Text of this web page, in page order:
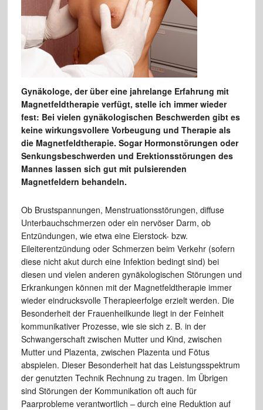
Gynäkologe, der über eine jahrelange Erfahrung mit
Magnetfeldtherapie verfügt, stelle ich immer wieder
fest: Bei vielen gynäkologischen Beschwerden gibt es
keine wirkungsvollere Vorbeugung und Therapie als
die Magnetfeldtherapie. Sogar Hormonstörungen oder
Senkungsbeschwerden und Erektionsstörungen des
Mannes lassen sich gut mit pulsierenden
Magnetfeldern behandeln.
Ob Brustspannungen, Menstruationsstörungen, diffuse
Unterbauchschmerzen oder ein nervöser Darm, ob
Entzündungen, wie etwa eine Eierstock- bzw.
Eileiterentzündung oder Schmerzen beim Verkehr (sofern
diese nicht akut durch eine Infektion bedingt sind) bei
diesen und vielen anderen gynäkologischen Störungen und
Erkrankungen können mit der Magnetfeldtherapie immer
wieder eindrucksvolle Therapieerfolge erzielt werden. Die
Besonderheit der Frauenheilkunde liegt in der Feinheit
kommunikativer Prozesse, wie sie sich z. B. in der
Schwangerschaft zwischen Mutter und Kind, zwischen
Mutter und Plazenta, zwischen Plazenta und Fötus
abspielen. Dieser Besonderheit hat das Leistungsspektrum
der genutzten Technik Rechnung zu tragen. Im Übrigen
sind Störungen der Kommunikation oft auch für
Paarprobleme verantwortlich – durch eine Reduktion auf